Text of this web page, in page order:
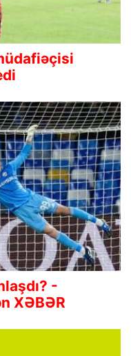
-
XƏBƏR